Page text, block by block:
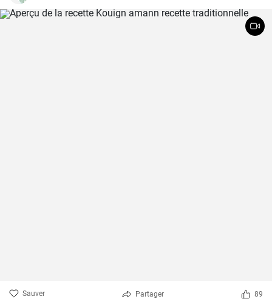
comme plat principal à servir avec une sauce à tremper, des frites et
une salade ou comme hors-d'œuvre pour lancer un repas de fruits
Sauver Partager 89